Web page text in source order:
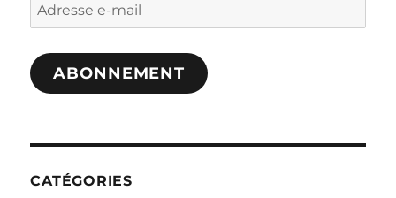
e-
mail
ABONNEMENT
CATÉGORIES